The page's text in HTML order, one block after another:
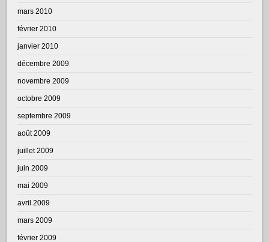
mars 2010
février 2010
janvier 2010
décembre 2009
novembre 2009
octobre 2009
septembre 2009
août 2009
juillet 2009
juin 2009
mai 2009
avril 2009
mars 2009
février 2009